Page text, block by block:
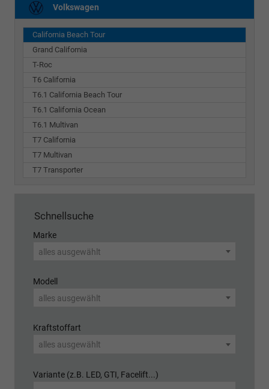
Volkswagen
California Beach Tour
Grand California
T-Roc
T6 California
T6.1 California Beach Tour
T6.1 California Ocean
T6.1 Multivan
T7 California
T7 Multivan
T7 Transporter
Schnellsuche
Marke
alles ausgewählt
Modell
alles ausgewählt
Kraftstoffart
alles ausgewählt
Variante (z.B. LED, GTI, Facelift...)